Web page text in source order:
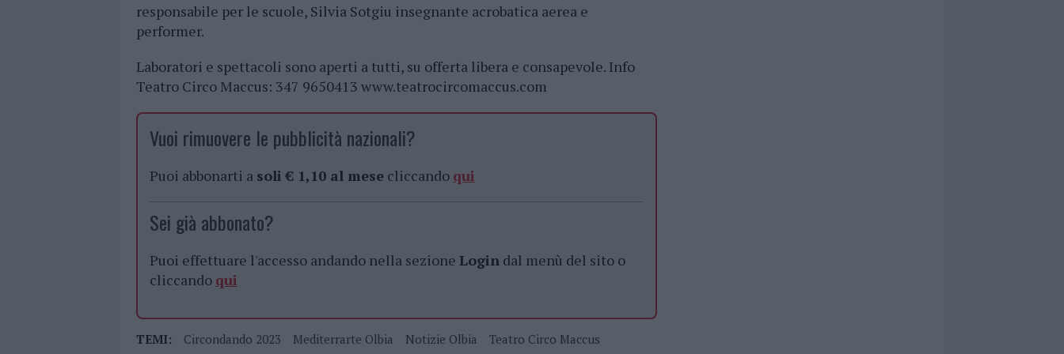
responsabile per le scuole, Silvia Sotgiu insegnante acrobatica aerea e
performer.
Laboratori e spettacoli sono aperti a tutti, su offerta libera e consapevole. Info
Teatro Circo Maccus: 347 9650413 www.teatrocircomaccus.com
Vuoi rimuovere le pubblicità nazionali?
Puoi abbonarti a soli € 1,10 al mese cliccando qui
Sei già abbonato?
Puoi effettuare l'accesso andando nella sezione Login dal menù del sito o
cliccando qui
TEMI: Circondando 2023 Mediterrarte Olbia Notizie Olbia Teatro Circo Maccus